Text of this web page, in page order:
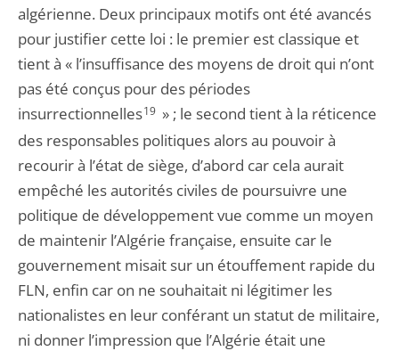
algérienne. Deux principaux motifs ont été avancés
pour justifier cette loi : le premier est classique et
tient à « l’insuffisance des moyens de droit qui n’ont
pas été conçus pour des périodes
insurrectionnelles19» ; le second tient à la réticence
des responsables politiques alors au pouvoir à
recourir à l’état de siège, d’abord car cela aurait
empêché les autorités civiles de poursuivre une
politique de développement vue comme un moyen
de maintenir l’Algérie française, ensuite car le
gouvernement misait sur un étouffement rapide du
FLN, enfin car on ne souhaitait ni légitimer les
nationalistes en leur conférant un statut de militaire,
ni donner l’impression que l’Algérie était une